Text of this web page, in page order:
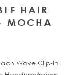
HAIR
MOCHA
Wave Clip-In